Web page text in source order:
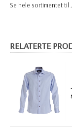
Se hele sortimentet til
RELATERTE